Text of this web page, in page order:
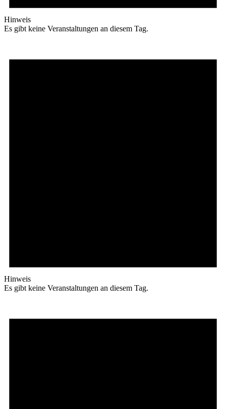
Hinweis
Es gibt keine Veranstaltungen an diesem Tag.
Hinweis
Es gibt keine Veranstaltungen an diesem Tag.